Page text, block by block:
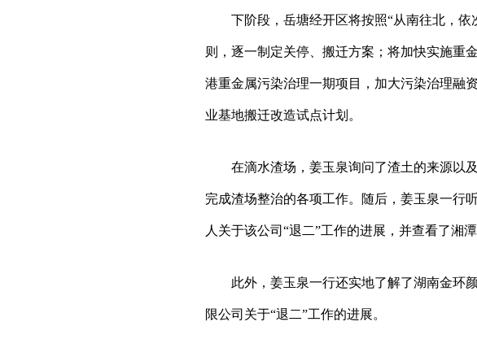
下阶段，岳塘经开区将按照“从南往北，依
则，逐一制定关停、搬迁方案；将加快实施重
港重金属污染治理一期项目，加大污染治理融
业基地搬迁改造试点计划。
在滴水渣场，姜玉泉询问了渣土的来源以
完成渣场整治的各项工作。随后，姜玉泉一行
人关于该公司“退二”工作的进展，并查看了湘
此外，姜玉泉一行还实地了解了湖南金环
限公司关于“退二”工作的进展。